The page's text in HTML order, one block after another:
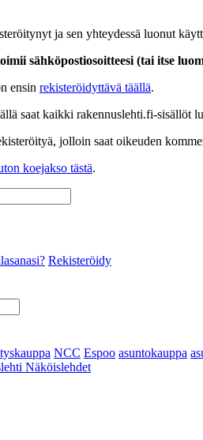
ja sen yhteydessä luonut
sähköpostiosoitteesi (tai itse
ensin rekisteröidyttävä täällä.
saat kaikki rakennuslehti.fi-sisällöt
jolloin saat oikeuden
koejakso tästä.
Rekisteröidy
NCC Espoo asuntokauppa
Näköislehdet